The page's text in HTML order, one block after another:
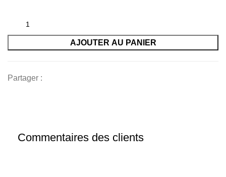
AJOUTER AU PANIER
Partager :
Commentaires des clients